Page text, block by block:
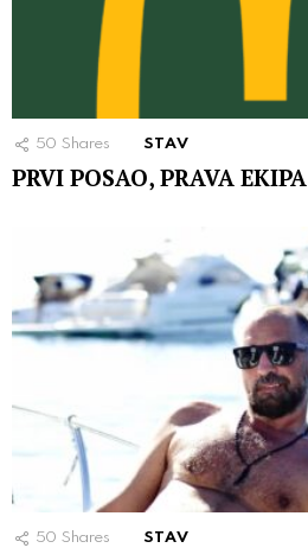
50 Shares STAV
PRVI POSAO, PRAVA EKIPA
50 Shares STAV